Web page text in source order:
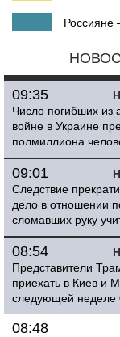
Россияне
09:35
Число погибших из
войне в Украине
полмиллиона
09:01
Следствие
дело в отношении
сломавших руку
08:54
Представители
приехать в Киев и
следующей неделе
08:48